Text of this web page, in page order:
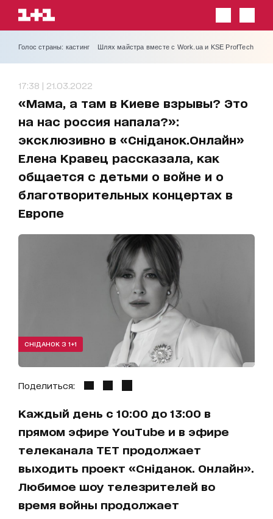
Голос страны: кастинг Шлях майстра вместе с Work.ua и KSE ProfTech
17:38 | 21.03.2022
«Мама, а там в Киеве взрывы? Это
на нас россия напала?»:
эксклюзивно в «Сніданок.Онлайн»
Елена Кравец рассказала, как
общается с детьми о войне и о
благотворительных концертах в
Европе
СНІДАНОК З 1+1
Поделиться:
Каждый день с 10:00 до 13:00 в
прямом эфире YouTube и в эфире
телеканала ТЕТ продолжает
выходить проект «Сніданок. Онлайн».
Любимое шоу телезрителей во
время войны продолжает